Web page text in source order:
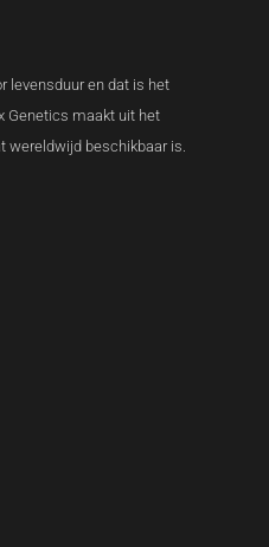
levensduur en dat is het
Genetics maakt uit het
wereldwijd beschikbaar is.